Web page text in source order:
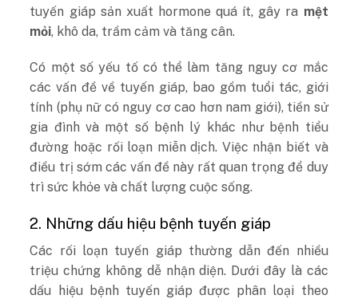
tuyến giáp sản xuất hormone quá ít, gây ra mệt
mỏi, khô da, trầm cảm và tăng cân.
Có một số yếu tố có thể làm tăng nguy cơ mắc
các vấn đề về tuyến giáp, bao gồm tuổi tác, giới
tính (phụ nữ có nguy cơ cao hơn nam giới), tiền sử
gia đình và một số bệnh lý khác như bệnh tiểu
đường hoặc rối loạn miễn dịch. Việc nhận biết và
điều trị sớm các vấn đề này rất quan trọng để duy
trì sức khỏe và chất lượng cuộc sống.
2. Những dấu hiệu bệnh tuyến giáp
Các rối loạn tuyến giáp thường dẫn đến nhiều
triệu chứng không dễ nhận diện. Dưới đây là các
dấu hiệu bệnh tuyến giáp được phân loại theo